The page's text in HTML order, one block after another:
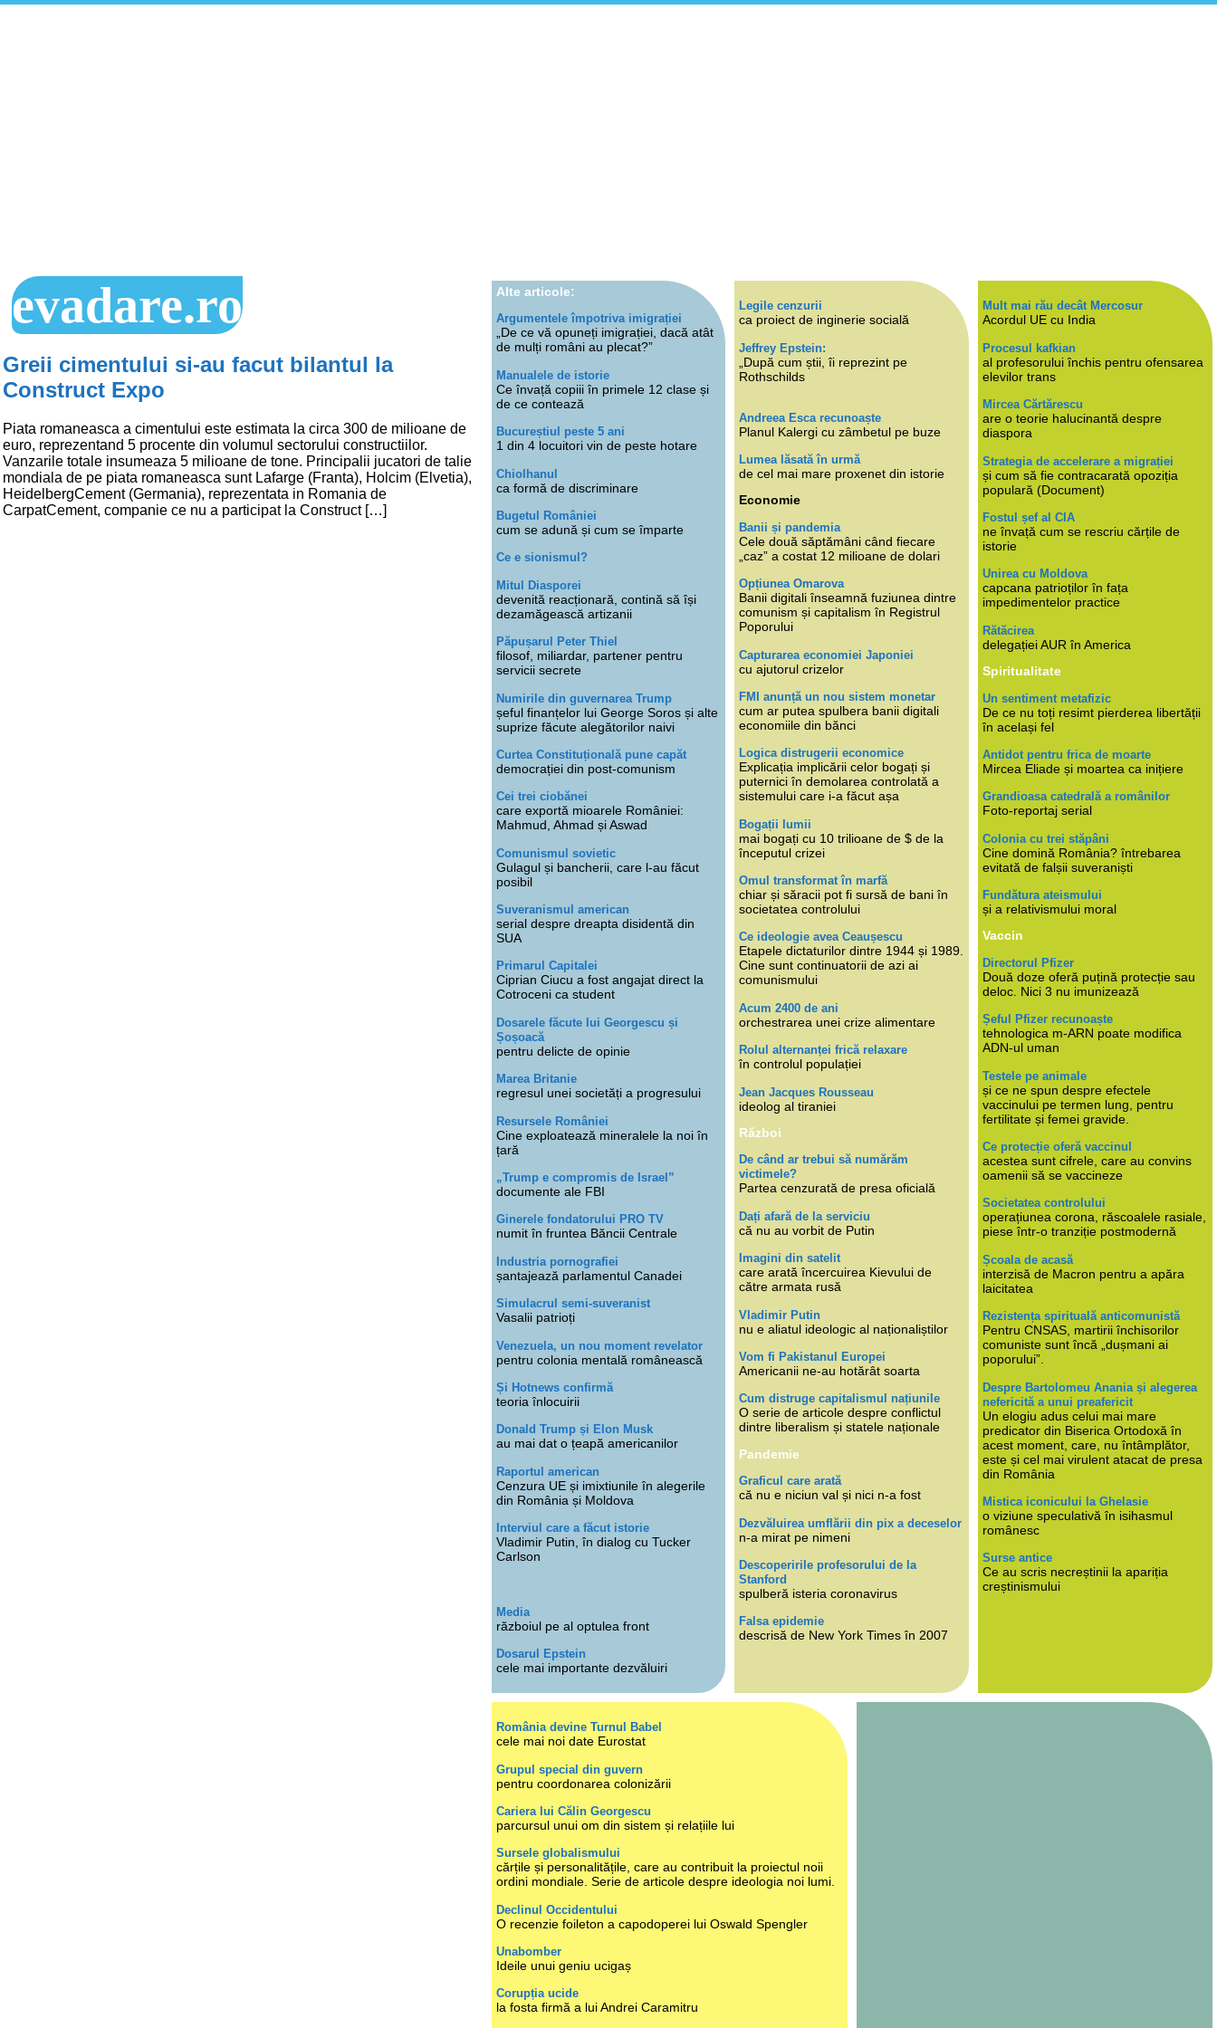
evadare.ro
Greii cimentului si-au facut bilantul la
Construct Expo
Piata romaneasca a cimentului este estimata la circa 300 de milioane de
euro, reprezentand 5 procente din volumul sectorului constructiilor.
Vanzarile totale insumeaza 5 milioane de tone. Principalii jucatori de talie
mondiala de pe piata romaneasca sunt Lafarge (Franta), Holcim (Elvetia),
HeidelbergCement (Germania), reprezentata in Romania de
CarpatCement, companie ce nu a participat la Construct […]
Alte articole:
Argumentele împotriva imigrației
„De ce vă opuneți imigrației, dacă atât
de mulți români au plecat?”
Manualele de istorie
Ce învață copiii în primele 12 clase și
de ce contează
Bucureștiul peste 5 ani
1 din 4 locuitori vin de peste hotare
Chiolhanul
ca formă de discriminare
Bugetul României
cum se adună și cum se împarte
Ce e sionismul?
Mitul Diasporei
devenită reacționară, contină să își
dezamăgească artizanii
Păpușarul Peter Thiel
filosof, miliardar, partener pentru
servicii secrete
Numirile din guvernarea Trump
șeful finanțelor lui George Soros și alte
suprize făcute alegătorilor naivi
Curtea Constituțională pune capăt
democrației din post-comunism
Cei trei ciobănei
care exportă mioarele României:
Mahmud, Ahmad și Aswad
Comunismul sovietic
Gulagul și bancherii, care l-au făcut
posibil
Suveranismul american
serial despre dreapta disidentă din
SUA
Primarul Capitalei
Ciprian Ciucu a fost angajat direct la
Cotroceni ca student
Dosarele făcute lui Georgescu și
Șoșoacă
pentru delicte de opinie
Marea Britanie
regresul unei societăți a progresului
Resursele României
Cine exploatează mineralele la noi în
țară
„Trump e compromis de Israel”
documente ale FBI
Ginerele fondatorului PRO TV
numit în fruntea Băncii Centrale
Industria pornografiei
șantajează parlamentul Canadei
Simulacrul semi-suveranist
Vasalii patrioți
Venezuela, un nou moment revelator
pentru colonia mentală românească
Și Hotnews confirmă
teoria înlocuirii
Donald Trump și Elon Musk
au mai dat o țeapă americanilor
Raportul american
Cenzura UE și imixtiunile în alegerile
din România și Moldova
Interviul care a făcut istorie
Vladimir Putin, în dialog cu Tucker
Carlson
Media
războiul pe al optulea front
Dosarul Epstein
cele mai importante dezvăluiri
Legile cenzurii
ca proiect de inginerie socială
Jeffrey Epstein:
„După cum știi, îi reprezint pe
Rothschilds
Andreea Esca recunoaște
Planul Kalergi cu zâmbetul pe buze
Lumea lăsată în urmă
de cel mai mare proxenet din istorie
Economie
Banii și pandemia
Cele două săptămâni când fiecare
„caz” a costat 12 milioane de dolari
Opțiunea Omarova
Banii digitali înseamnă fuziunea dintre
comunism și capitalism în Registrul
Poporului
Capturarea economiei Japoniei
cu ajutorul crizelor
FMI anunță un nou sistem monetar
cum ar putea spulbera banii digitali
economiile din bănci
Logica distrugerii economice
Explicația implicării celor bogați și
puternici în demolarea controlată a
sistemului care i-a făcut așa
Bogații lumii
mai bogați cu 10 trilioane de $ de la
începutul crizei
Omul transformat în marfă
chiar și săracii pot fi sursă de bani în
societatea controlului
Ce ideologie avea Ceaușescu
Etapele dictaturilor dintre 1944 și 1989.
Cine sunt continuatorii de azi ai
comunismului
Acum 2400 de ani
orchestrarea unei crize alimentare
Rolul alternanței frică relaxare
în controlul populației
Jean Jacques Rousseau
ideolog al tiraniei
Război
De când ar trebui să numărăm
victimele?
Partea cenzurată de presa oficială
Dați afară de la serviciu
că nu au vorbit de Putin
Imagini din satelit
care arată încercuirea Kievului de
către armata rusă
Vladimir Putin
nu e aliatul ideologic al naționaliștilor
Vom fi Pakistanul Europei
Americanii ne-au hotărât soarta
Cum distruge capitalismul națiunile
O serie de articole despre conflictul
dintre liberalism și statele naționale
Pandemie
Graficul care arată
că nu e niciun val și nici n-a fost
Dezvăluirea umflării din pix a deceselor
n-a mirat pe nimeni
Descoperirile profesorului de la
Stanford
spulberă isteria coronavirus
Falsa epidemie
descrisă de New York Times în 2007
Mult mai rău decât Mercosur
Acordul UE cu India
Procesul kafkian
al profesorului închis pentru ofensarea
elevilor trans
Mircea Cărtărescu
are o teorie halucinantă despre
diaspora
Strategia de accelerare a migrației
și cum să fie contracarată opoziția
populară (Document)
Fostul șef al CIA
ne învață cum se rescriu cărțile de
istorie
Unirea cu Moldova
capcana patrioților în fața
impedimentelor practice
Rătăcirea
delegației AUR în America
Spiritualitate
Un sentiment metafizic
De ce nu toți resimt pierderea libertății
în același fel
Antidot pentru frica de moarte
Mircea Eliade și moartea ca inițiere
Grandioasa catedrală a românilor
Foto-reportaj serial
Colonia cu trei stăpâni
Cine domină România? întrebarea
evitată de falșii suveraniști
Fundătura ateismului
și a relativismului moral
Vaccin
Directorul Pfizer
Două doze oferă puțină protecție sau
deloc. Nici 3 nu imunizează
Șeful Pfizer recunoaște
tehnologica m-ARN poate modifica
ADN-ul uman
Testele pe animale
și ce ne spun despre efectele
vaccinului pe termen lung, pentru
fertilitate și femei gravide.
Ce protecție oferă vaccinul
acestea sunt cifrele, care au convins
oamenii să se vaccineze
Societatea controlului
operațiunea corona, răscoalele rasiale,
piese într-o tranziție postmodernă
Școala de acasă
interzisă de Macron pentru a apăra
laicitatea
Rezistența spirituală anticomunistă
Pentru CNSAS, martirii închisorilor
comuniste sunt încă „dușmani ai
poporului”.
Despre Bartolomeu Anania și alegerea
nefericită a unui preafericit
Un elogiu adus celui mai mare
predicator din Biserica Ortodoxă în
acest moment, care, nu întâmplător,
este și cel mai virulent atacat de presa
din România
Mistica iconicului la Ghelasie
o viziune speculativă în isihasmul
românesc
Surse antice
Ce au scris necreștinii la apariția
creștinismului
România devine Turnul Babel
cele mai noi date Eurostat
Grupul special din guvern
pentru coordonarea colonizării
Cariera lui Călin Georgescu
parcursul unui om din sistem și relațiile lui
Sursele globalismului
cărțile și personalitățile, care au contribuit la proiectul noii
ordini mondiale. Serie de articole despre ideologia noi lumi.
Declinul Occidentului
O recenzie foileton a capodoperei lui Oswald Spengler
Unabomber
Ideile unui geniu ucigaș
Corupția ucide
la fosta firmă a lui Andrei Caramitru